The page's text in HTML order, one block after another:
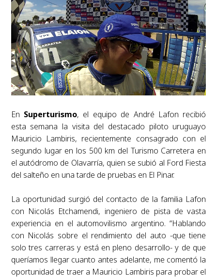
En Superturismo, el equipo de André Lafon recibió
esta semana la visita del destacado piloto uruguayo
Mauricio Lambiris, recientemente consagrado con el
segundo lugar en los 500 km del Turismo Carretera en
el autódromo de Olavarría, quien se subió al Ford Fiesta
del salteño en una tarde de pruebas en El Pinar.
La oportunidad surgió del contacto de la familia Lafon
con Nicolás Etchamendi, ingeniero de pista de vasta
experiencia en el automovilismo argentino. “Hablando
con Nicolás sobre el rendimiento del auto -que tiene
solo tres carreras y está en pleno desarrollo- y de que
queríamos llegar cuanto antes adelante, me comentó la
oportunidad de traer a Mauricio Lambiris para probar el